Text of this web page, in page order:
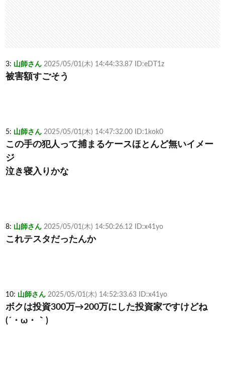
3: 山師さん 2025/05/01(木) 14:44:33.87 ID:eDT1z
被害額すごそう
5: 山師さん 2025/05/01(木) 14:47:32.00 ID:1kok0
この手の犯人って捕まるケースほとんど無いイメー
ジ
泣き寝入りかな
8: 山師さん 2025/05/01(木) 14:50:26.12 ID:x41yo
これテスタだったんか
10: 山師さん 2025/05/01(木) 14:52:33.63 ID:x41yo
ボクは投資300万→200万にした投資家ですけどね
(´・ω・｀)